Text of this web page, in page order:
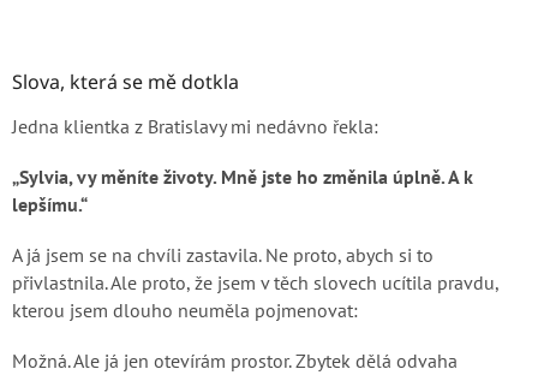
Slova, která se mě dotkla
Jedna klientka z Bratislavy mi nedávno řekla:
„Sylvia, vy měníte životy. Mně jste ho změnila úplně. A k
lepšímu.“
A já jsem se na chvíli zastavila. Ne proto, abych si to
přivlastnila. Ale proto, že jsem v těch slovech ucítila pravdu,
kterou jsem dlouho neuměla pojmenovat:
Možná. Ale já jen otevírám prostor. Zbytek dělá odvaha